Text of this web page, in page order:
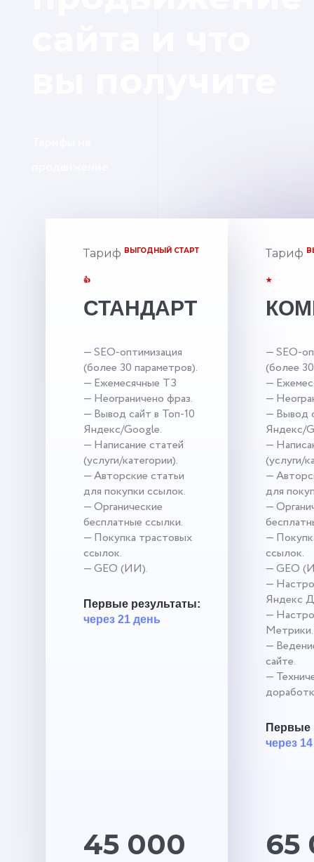
Тариф ВЫГОДНЫЙ СТАРТ
👍
СТАНДАРТ
— SEO-оптимизация
(более 30 параметров).
— Ежемесячные ТЗ
— Неограничено фраз.
— Вывод сайт в Топ-10
Яндекс/Google.
— Написание статей
(услуги/категории).
— Авторские статьи
для покупки ссылок.
— Органические
бесплатные ссылки.
— Покупка трастовых
ссылок.
— GEO (ИИ).
Первые результаты:
через 21 день
45 000
Тариф
★
— SEO-
(более
—
—
— Вывод
Яндекс/
—
(услуги/
—
для
—
—
ссылок.
— GEO
—
Яндекс
—
Метрики.
—
сайте.
—
Первые
через
65